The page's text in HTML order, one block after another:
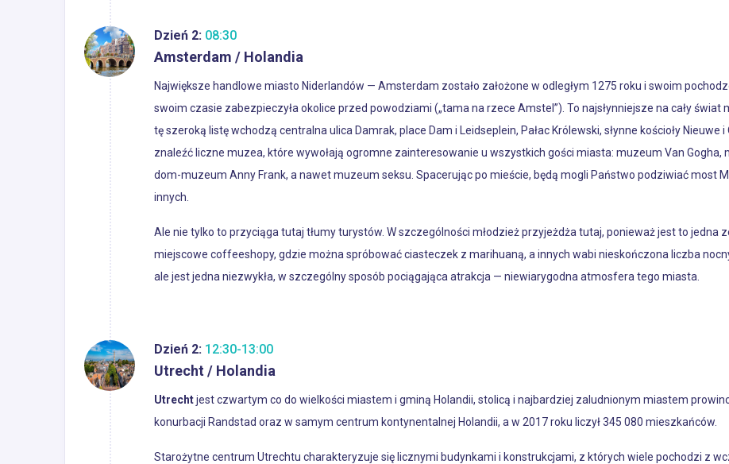
Dzień 2: 08:30
Amsterdam / Holandia
Największe handlowe miasto Niderlandów — Amsterdam zostało założone w odległym 1275 roku i swoim
swoim czasie zabezpieczyła okolice przed powodziami („tama na rzece Amstel”). To najsłynniejsze na cały
tę szeroką listę wchodzą centralna ulica Damrak, place Dam i Leidseplein, Pałac Królewski, słynne kościoły
znaleźć liczne muzea, które wywołają ogromne zainteresowanie u wszystkich gości miasta: muzeum Van
dom-muzeum Anny Frank, a nawet muzeum seksu. Spacerując po mieście, będą mogli Państwo podziwiać most
innych.
Ale nie tylko to przyciąga tutaj tłumy turystów. W szczególności młodzież przyjeżdża tutaj, ponieważ jest to jedna
miejscowe coffeeshopy, gdzie można spróbować ciasteczek z marihuaną, a innych wabi nieskończona liczba
ale jest jedna niezwykła, w szczególny sposób pociągająca atrakcja — niewiarygodna atmosfera tego miasta.
Dzień 2: 12:30-13:00
Utrecht / Holandia
Utrechtjest czwartym co do wielkości miastem i gminą Holandii, stolicą i najbardziej zaludnionym miastem
konurbacji Randstad oraz w samym centrum kontynentalnej Holandii, a w 2017 roku liczył 345 080 mieszkańców.
Starożytne centrum Utrechtu charakteryzuje się licznymi budynkami i konstrukcjami, z których wiele pochodzi z